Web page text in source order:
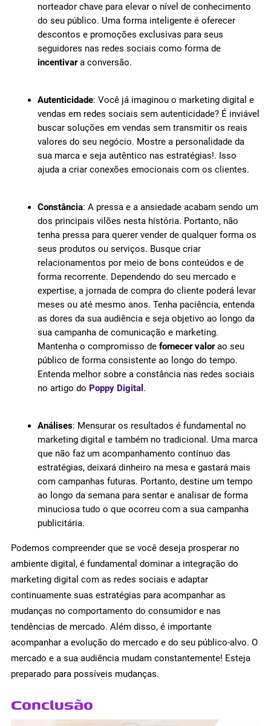
norteador chave para elevar o nível de conhecimento
do seu público. Uma forma inteligente é oferecer
descontos e promoções exclusivas para seus
seguidores nas redes sociais como forma de
incentivara conversão.
Autenticidade: Você já imaginou o marketing digital e
vendas em redes sociais sem autenticidade? É inviável
buscar soluções em vendas sem transmitir os reais
valores do seu negócio. Mostre a personalidade da
sua marca e seja autêntico nas estratégias!. Isso
ajuda a criar conexões emocionais com os clientes.
Constância: A pressa e a ansiedade acabam sendo um
dos principais vilões nesta história. Portanto, não
tenha pressa para querer vender de qualquer forma os
seus produtos ou serviços. Busque criar
relacionamentos por meio de bons conteúdos e de
forma recorrente. Dependendo do seu mercado e
expertise, a jornada de compra do cliente poderá levar
meses ou até mesmo anos. Tenha paciência, entenda
as dores da sua audiência e seja objetivo ao longo da
sua campanha de comunicação e marketing.
Mantenha o compromisso de fornecer valorao seu
público de forma consistente ao longo do tempo.
Entenda melhor sobre a constância nas redes sociais
no artigo do Poppy Digital .
Análises: Mensurar os resultados é fundamental no
marketing digital e também no tradicional. Uma marca
que não faz um acompanhamento contínuo das
estratégias, deixará dinheiro na mesa e gastará mais
com campanhas futuras. Portanto, destine um tempo
ao longo da semana para sentar e analisar de forma
minuciosa tudo o que ocorreu com a sua campanha
publicitária.
Podemos compreender que se você deseja prosperar no
ambiente digital, é fundamental dominar a integração do
marketing digital com as redes sociais e adaptar
continuamente suas estratégias para acompanhar as
mudanças no comportamento do consumidor e nas
tendências de mercado. Além disso, é importante
acompanhar a evolução do mercado e do seu público-alvo. O
mercado e a sua audiência mudam constantemente! Esteja
preparado para possíveis mudanças.
Conclusão